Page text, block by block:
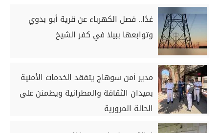
غدًا.. فصل الكهرباء عن قرية أبو بدوي
وتوابعها ببيلا في كفر الشيخ
مدير أمن سوهاج يتفقد الخدمات الأمنية
بميدان الثقافة والمطرانية ويطمئن على
الحالة المرورية